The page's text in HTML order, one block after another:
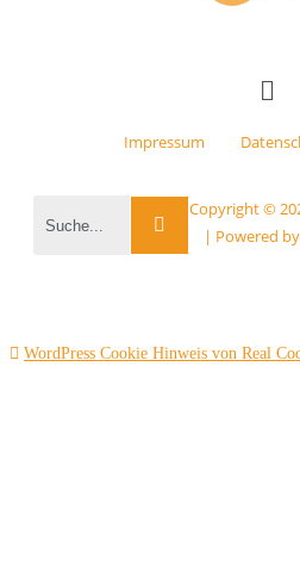
Impressum
Copyright ©
| Powered
WordPress Cookie Hinweis von Real